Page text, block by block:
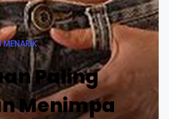
MENARIK
Paling
Menimpa